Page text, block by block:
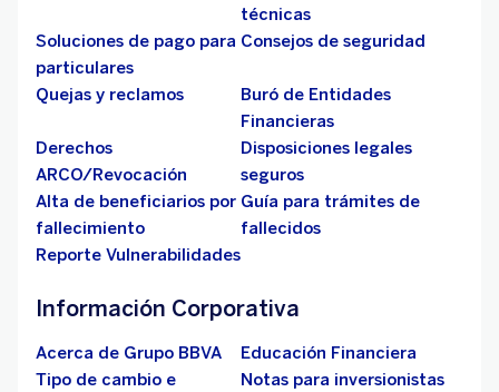
técnicas
Soluciones de pago para
particulares
Consejos de seguridad
Quejas y reclamos
Buró de Entidades
Financieras
Derechos
ARCO/Revocación
Disposiciones legales
seguros
Alta de beneficiarios por
fallecimiento
Guía para trámites de
fallecidos
Reporte Vulnerabilidades
Información Corporativa
Acerca de Grupo BBVA
Educación Financiera
Tipo de cambio e
Notas para inversionistas